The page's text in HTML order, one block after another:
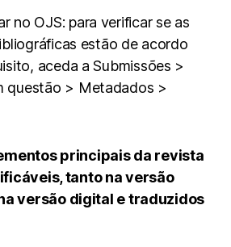
no OJS: para verificar se as
estão de acordo
aceda a Submissões >
questão > Metadados >
principais da revista
tanto na versão
versão digital e traduzidos